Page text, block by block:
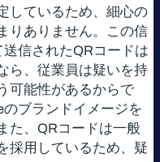
しているため、細心の
りありません。この信
信されたQRコードは
ら、従業員は疑いを持
可能性があるからで
ブランドイメージを
た、QRコードは一般
採用しているため、疑